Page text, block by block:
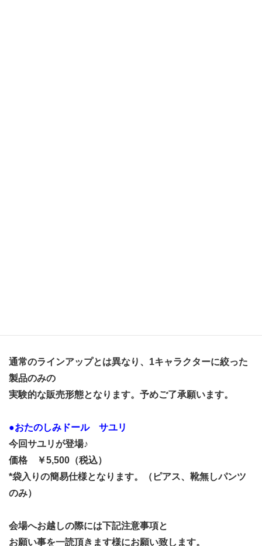
通常のラインアップとは異なり、1キャラクターに絞った
製品のみの
実験的な販売形態となります。予めご了承願います。
●おたのしみドール サユリ
今回サユリが登場♪
価格 ￥5,500（税込）
*袋入りの簡易仕様となります。（ピアス、靴無しパンツ
のみ）
会場へお越しの際には下記注意事項と
お願い事を一読頂きます様にお願い致します。